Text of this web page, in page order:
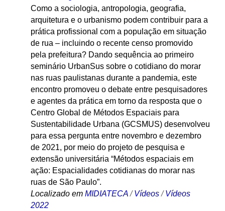
Como a sociologia, antropologia, geografia,
arquitetura e o urbanismo podem contribuir para a
prática profissional com a população em situação
de rua – incluindo o recente censo promovido
pela prefeitura? Dando sequência ao primeiro
seminário UrbanSus sobre o cotidiano do morar
nas ruas paulistanas durante a pandemia, este
encontro promoveu o debate entre pesquisadores
e agentes da prática em torno da resposta que o
Centro Global de Métodos Espaciais para
Sustentabilidade Urbana (GCSMUS) desenvolveu
para essa pergunta entre novembro e dezembro
de 2021, por meio do projeto de pesquisa e
extensão universitária “Métodos espaciais em
ação: Espacialidades cotidianas do morar nas
ruas de São Paulo”.
Localizado em MIDIATECA /Vídeos /Vídeos
2022